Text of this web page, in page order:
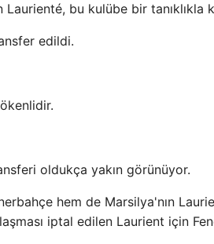
bu kulübe bir tanıklıkla
edildi.
oldukça yakın görünüyor.
hem de Marsilya'nın
iptal edilen Laurient için